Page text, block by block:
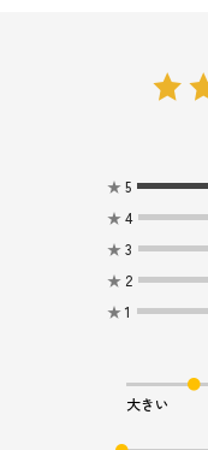
★ 5
★ 4
★ 3
★ 2
★ 1
大きい